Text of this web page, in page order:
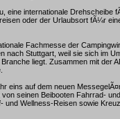
eine internationale Drehscheibe
oder der Urlaubsort fÃ¼r
Fachmesse der
nach Stuttgart, weil sie sich im
liegt. Zusammen mit der
eins auf dem neuen
seinen Beibooten Fahrrad-
und Wellness-Reisen sowie